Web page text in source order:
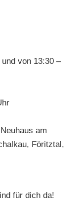
von 13:30 –
Neuhaus am
Föritztal,
für dich da!